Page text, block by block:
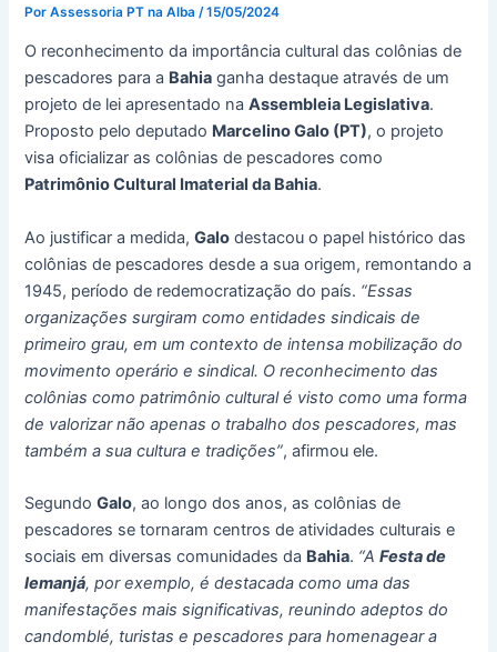
PorAssessoria PT na Alba/15/05/2024
O reconhecimento da importância cultural das colônias de
pescadores para a Bahia ganha destaque através de um
projeto de lei apresentado naAssembleia Legislativa.
Proposto pelo deputado Marcelino Galo (PT), o projeto
visa oficializar as colônias de pescadores como
Patrimônio Cultural Imaterial da Bahia.
Ao justificar a medida,Galo destacou o papel histórico das
colônias de pescadores desde a sua origem, remontando a
1945, período de redemocratização do país. “Essas
organizações surgiram como entidades sindicais de
primeiro grau, em um contexto de intensa mobilização do
movimento operário e sindical. O reconhecimento das
colônias como patrimônio cultural é visto como uma forma
de valorizar não apenas o trabalho dos pescadores, mas
também a sua cultura e tradições”, afirmou ele.
SegundoGalo, ao longo dos anos, as colônias de
pescadores se tornaram centros de atividades culturais e
sociais em diversas comunidades da Bahia. “AFesta de
Iemanjá, por exemplo, é destacada como uma das
manifestações mais significativas, reunindo adeptos do
candomblé, turistas e pescadores para homenagear a